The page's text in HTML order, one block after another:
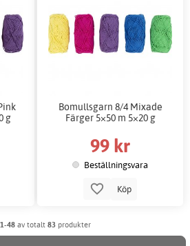
g
Bomullsgarn 8/4 Mixade
Färger 5×50 m 5×20 g
99 kr
Beställningsvara
Köp
1-48 av totalt 83 produkter